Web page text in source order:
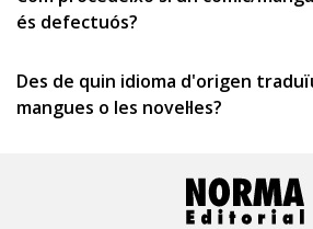
és defectuós?
Des de quin idioma d'origen
mangues o les novel·les?